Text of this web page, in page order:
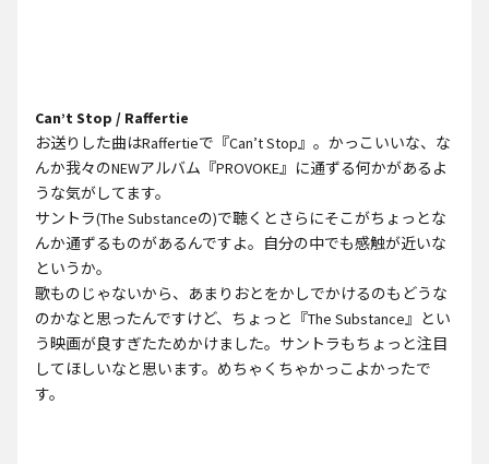
Can’t Stop / Raffertie
お送りした曲はRaffertieで『Can’t Stop』。かっこいいな、な
んか我々のNEWアルバム『PROVOKE』に通ずる何かがあるよ
うな気がしてます。
サントラ(The Substanceの)で聴くとさらにそこがちょっとな
んか通ずるものがあるんですよ。自分の中でも感触が近いな
というか。
歌ものじゃないから、あまりおとをかしでかけるのもどうな
のかなと思ったんですけど、ちょっと『The Substance』とい
う映画が良すぎたためかけました。サントラもちょっと注目
してほしいなと思います。めちゃくちゃかっこよかったで
す。